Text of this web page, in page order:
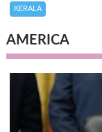
KERALA
AMERICA